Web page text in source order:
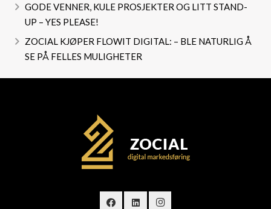
GODE VENNER, KULE PROSJEKTER OG LITT STAND-
UP – YES PLEASE!
ZOCIAL KJØPER FLOWIT DIGITAL: – BLE NATURLIG Å
SE PÅ FELLES MULIGHETER